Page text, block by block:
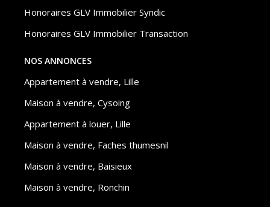
Honoraires GLV Immobilier Syndic
Honoraires GLV Immobilier Transaction
NOS ANNONCES
Appartement à vendre, Lille
Maison à vendre, Cysoing
Appartement à louer, Lille
Maison à vendre, Faches thumesnil
Maison à vendre, Baisieux
Maison à vendre, Ronchin